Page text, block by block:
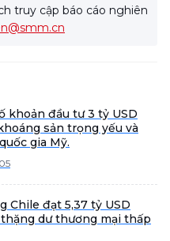
truy cập báo cáo nghiên
khoản đầu tư 3 tỷ USD
sản trọng yếu và
gia Mỹ.
Chile đạt 5,37 tỷ USD
dư thương mại thấp